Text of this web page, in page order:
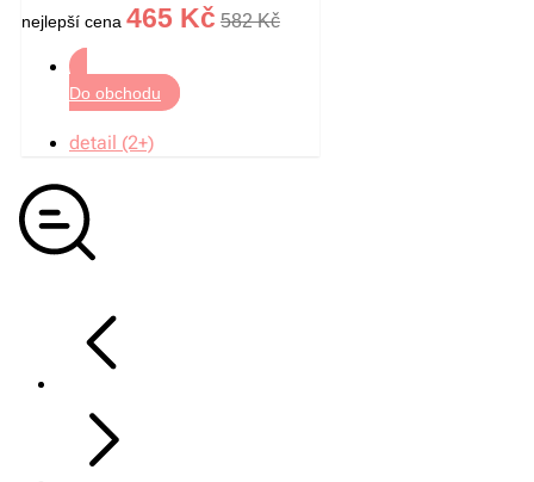
nejlepší cena 465 Kč 582 Kč
Do obchodu
detail (2+)